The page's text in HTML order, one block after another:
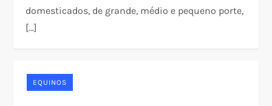
domesticados, de grande, médio e pequeno porte,
[…]
EQUINOS